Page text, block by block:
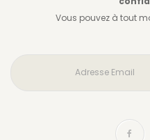
Vous pouvez à tout